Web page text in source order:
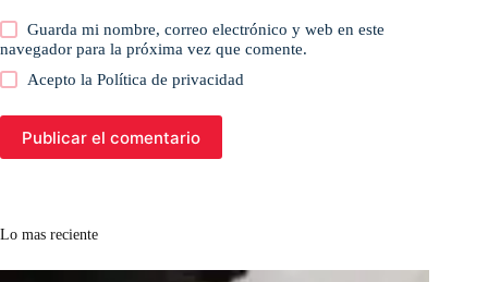
Guarda mi nombre, correo electrónico y web en este
navegador para la próxima vez que comente.
Acepto laPolítica de privacidad
Publicar el comentario
Lo mas reciente